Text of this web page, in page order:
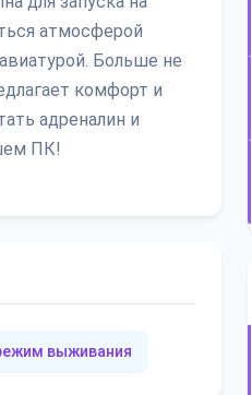
атмосферой
Больше не
комфорт и
адреналин и
ПК!
выживания